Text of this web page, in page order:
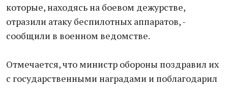
которые, находясь на боевом дежурстве,
отразили атаку беспилотных аппаратов, -
сообщили в военном ведомстве.
Отмечается, что министр обороны поздравил их
с государственными наградами и поблагодарил